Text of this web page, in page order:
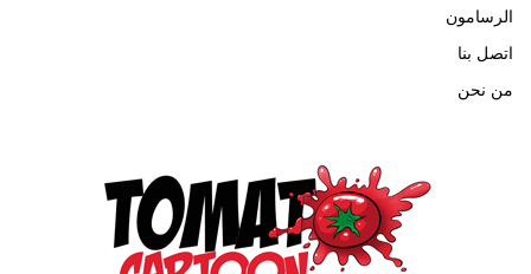
الرسامون
اتصل بنا
من نحن